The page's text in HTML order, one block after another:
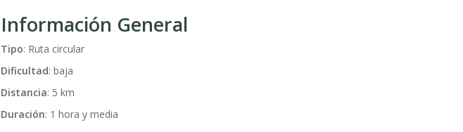
Información General
Tipo: Ruta circular
Dificultad: baja
Distancia: 5 km
Duración: 1 hora y media